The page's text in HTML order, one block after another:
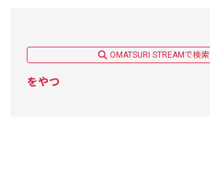
OMATSURI STREAMで検索
をやつ